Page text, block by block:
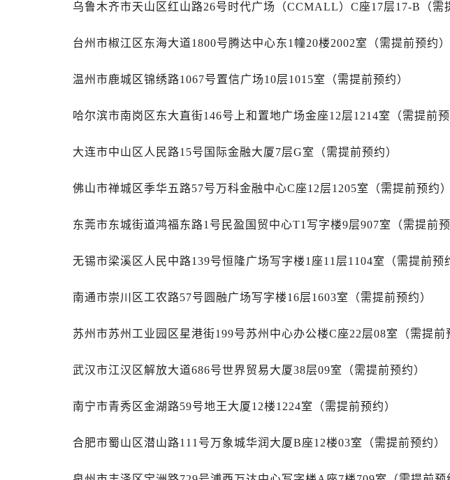
内蒙古自治区兴安盟市乌兰浩特市兴安大街万国售后服务中心（
山西省大同市平城区迎宾街万国售后服务中心（需提前预约）
山西省晋中市榆次区顺城街万国售后服务中心（需提前预约）
山西省吕梁市离石区永宁中路与建设街交叉口万国售后服务中心
山西省忻州市忻府区和平东街与七一南路交叉口万国售后服务中
山西省运城市盐湖区河东街万国售后服务中心（需提前预约）
山西省太原市迎泽区迎泽街道解放路15号亨得利名表维修授权店
安徽省安庆市迎江区人民路万国售后服务中心（需提前预约）
安徽省蚌埠市蚌山区淮河路万国售后服务中心（需提前预约）
安徽省池州市贵池区长江路万国售后服务中心（需提前预约）
安徽省阜阳市颍州区颍州北路万国售后服务中心（需提前预约）
安徽省淮南市田家庵区国庆中路万国售后服务中心（需提前预约）
安徽省六安市金安区解放中路万国售后服务中心（需提前预约）
乌鲁木齐市天山区红山路26号时代广场（CCMALL）C座17层17-B（需
台州市椒江区东海大道1800号腾达中心东1幢20楼2002室（需提前预约）
温州市鹿城区锦绣路1067号置信广场10层1015室（需提前预约）
哈尔滨市南岗区东大直街146号上和置地广场金座12层1214室（需提前预
大连市中山区人民路15号国际金融大厦7层G室（需提前预约）
佛山市禅城区季华五路57号万科金融中心C座12层1205室（需提前预约）
东莞市东城街道鸿福东路1号民盈国贸中心T1写字楼9层907室（需提前预
无锡市梁溪区人民中路139号恒隆广场写字楼1座11层1104室（需提前预
南通市崇川区工农路57号圆融广场写字楼16层1603室（需提前预约）
苏州市苏州工业园区星港街199号苏州中心办公楼C座22层08室（需提前
武汉市江汉区解放大道686号世界贸易大厦38层09室（需提前预约）
南宁市青秀区金湖路59号地王大厦12楼1224室（需提前预约）
合肥市蜀山区潜山路111号万象城华润大厦B座12楼03室（需提前预约）